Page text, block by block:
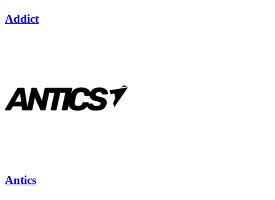
Addict
Antics